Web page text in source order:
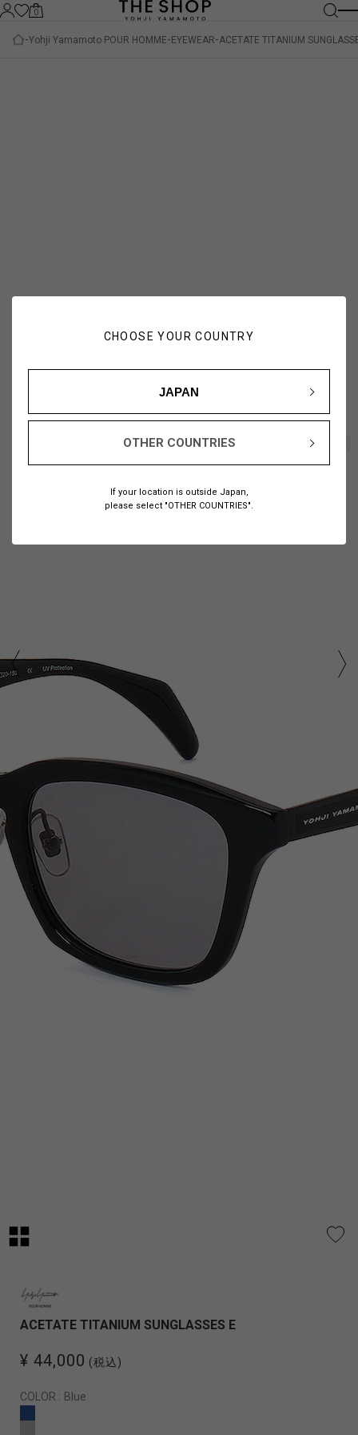
CHOOSE YOUR COUNTRY
JAPAN
OTHER COUNTRIES
If your location is outside Japan,
please select "OTHER COUNTRIES".
0
Yohji Yamamoto POUR HOMME EYEWEAR ACETATE TITANIUM
ACETATE TITANIUM SUNGLASSES E
¥ 44,000 (税込)
COLOR : Blue